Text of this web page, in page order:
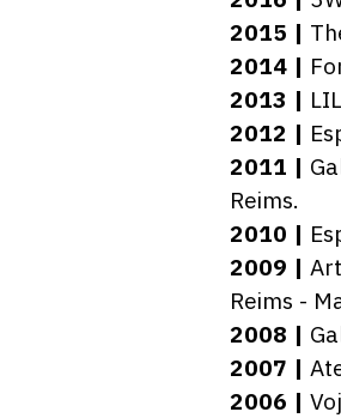
2015 |
2014 |
2013 |
2012 |
2011 |
Reims.
2010 |
2009 |
Reims -
2008 |
2007 |
2006 |